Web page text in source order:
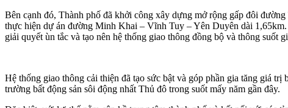
Bên cạnh đó, Thành phố đã khởi công xây dựng mở rộng gấp đôi
thực hiện dự án đường Minh Khai – Vĩnh Tuy – Yên Duyên dài
giải quyết ùn tắc và tạo nên hệ thống giao thông đồng bộ và thông
Hệ thống giao thông cải thiện đã tạo sức bật và góp phần gia tăng giá
trường bất động sản sôi động nhất Thủ đô trong suốt mấy năm gần đây.